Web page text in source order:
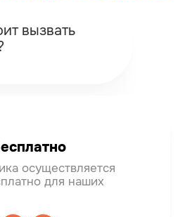
вызвать
осуществляется
для наших